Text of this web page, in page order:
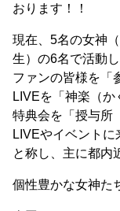
おります！！
現在、5名の女神
生）の6名で活動し
ファンの皆様を「
LIVEを「神楽（か
特典会を「授与所
LIVEやイベントに
と称し、主に都内
個性豊かな女神た